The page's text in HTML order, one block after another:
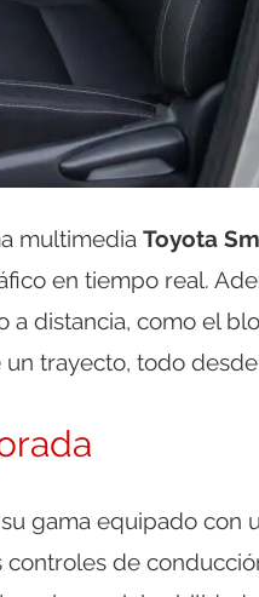
multimedia Toyota
en tiempo real.
a distancia, como el
trayecto, todo
gama equipado con
controles de